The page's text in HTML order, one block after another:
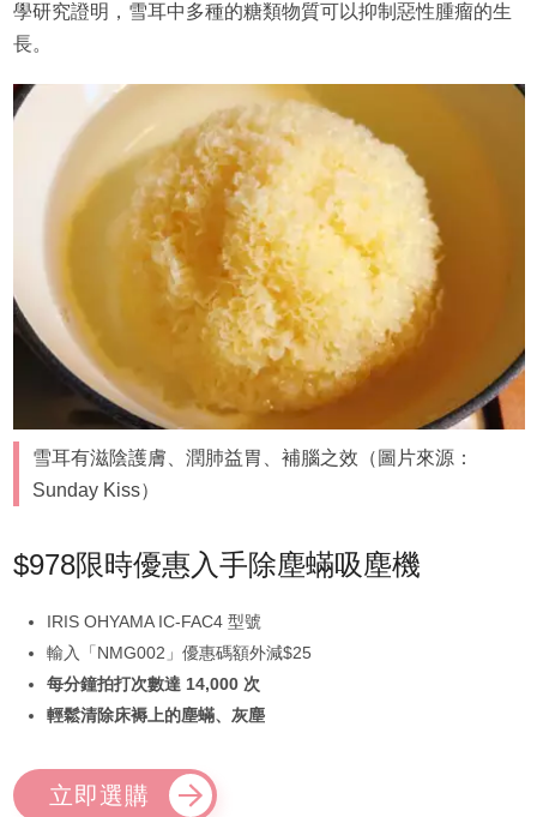
學研究證明，雪耳中多種的糖類物質可以抑制惡性腫瘤的生
長。
雪耳有滋陰護膚、潤肺益胃、補腦之效（圖片來源：
Sunday Kiss）
$978限時優惠入手除塵蟎吸塵機
IRIS OHYAMA IC-FAC4 型號
輸入「NMG002」優惠碼額外減$25
每分鐘拍打次數達 14,000 次
輕鬆清除床褥上的塵蟎、灰塵
立即選購